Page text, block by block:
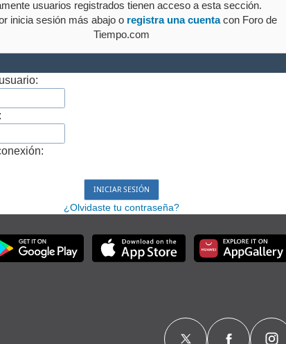
usuarios registrados tienen acceso a esta sección.
inicia sesión más abajo o registra una cuentacon Foro de
Tiempo.com
¿Olvidaste tu contraseña?